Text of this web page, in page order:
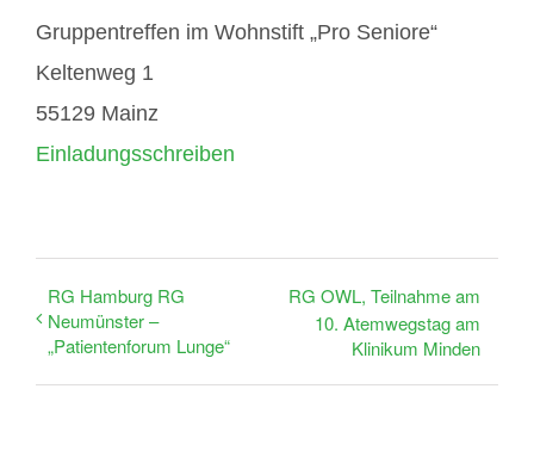
Gruppentreffen im Wohnstift „Pro Seniore“
Keltenweg 1
55129 Mainz
Einladungsschreiben
RG Hamburg RG
Neumünster –
„Patientenforum Lunge“
RG OWL, Teilnahme am
10. Atemwegstag am
Klinikum Minden